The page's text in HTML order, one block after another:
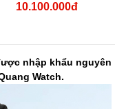
- Hà Nội
- Hà Nội
10.100.000đ
nhập khẩu nguyên
Watch.